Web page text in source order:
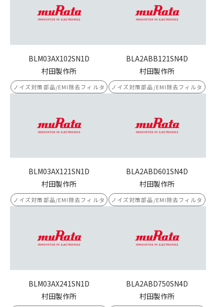
BLM03AX102SN1D
村田製作所
ノイズ対策部品/EMI除去フィルタ
BLA2ABB121SN4D
村田製作所
ノイズ対策部品/EMI除去フィルタ
BLM03AX121SN1D
村田製作所
ノイズ対策部品/EMI除去フィルタ
BLA2ABD601SN4D
村田製作所
ノイズ対策部品/EMI除去フィルタ
BLM03AX241SN1D
村田製作所
BLA2ABD750SN4D
村田製作所